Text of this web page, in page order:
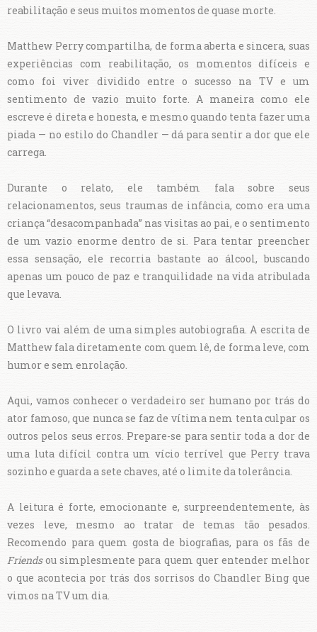
reabilitação e seus muitos momentos de quase morte.
Matthew Perry compartilha, de forma aberta e sincera, suas
experiências com reabilitação, os momentos difíceis e
como foi viver dividido entre o sucesso na TV e um
sentimento de vazio muito forte. A maneira como ele
escreve é direta e honesta, e mesmo quando tenta fazer uma
piada — no estilo do Chandler — dá para sentir a dor que ele
carrega.
Durante o relato, ele também fala sobre seus
relacionamentos, seus traumas de infância, como era uma
criança “desacompanhada” nas visitas ao pai, e o sentimento
de um vazio enorme dentro de si. Para tentar preencher
essa sensação, ele recorria bastante ao álcool, buscando
apenas um pouco de paz e tranquilidade na vida atribulada
que levava.
O livro vai além de uma simples autobiografia. A escrita de
Matthew fala diretamente com quem lê, de forma leve, com
humor e sem enrolação.
Aqui, vamos conhecer o verdadeiro ser humano por trás do
ator famoso, que nunca se faz de vítima nem tenta culpar os
outros pelos seus erros. Prepare-se para sentir toda a dor de
uma luta difícil contra um vício terrível que Perry trava
sozinho e guarda a sete chaves, até o limite da tolerância.
A leitura é forte, emocionante e, surpreendentemente, às
vezes leve, mesmo ao tratar de temas tão pesados.
Recomendo para quem gosta de biografias, para os fãs de
Friendsou simplesmente para quem quer entender melhor
o que acontecia por trás dos sorrisos do Chandler Bing que
vimos na TV um dia.